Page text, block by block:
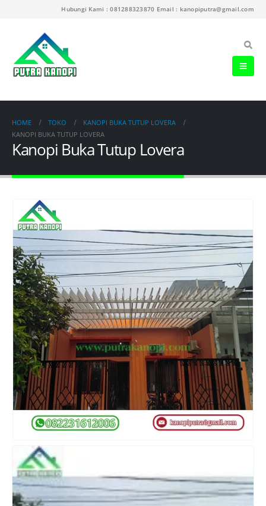
Hubungi Kami : 081288323870 Email : kanopiputra@gmail.com
HOME TOKO
KANOPI BUKA TUTUP LOVERA
KANOPI BUKA TUTUP LOVERA
Kanopi Buka Tutup Lovera